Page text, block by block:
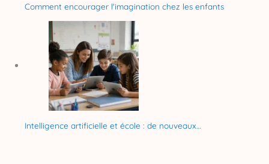
Comment encourager l'imagination chez les enfants
Intelligence artificielle et école : de nouveaux…